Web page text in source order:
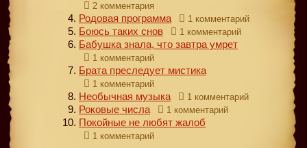
2 комментария
Родовая программа 1 комментарий
Боюсь таких снов 1 комментарий
Бабушка знала, что завтра умрет
1 комментарий
Брата преследует мистика
1 комментарий
Необычная музыка 1 комментарий
Роковые числа 1 комментарий
Покойные не любят жалоб
1 комментарий